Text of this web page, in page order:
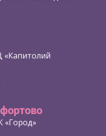
«Капитолий
«Город»